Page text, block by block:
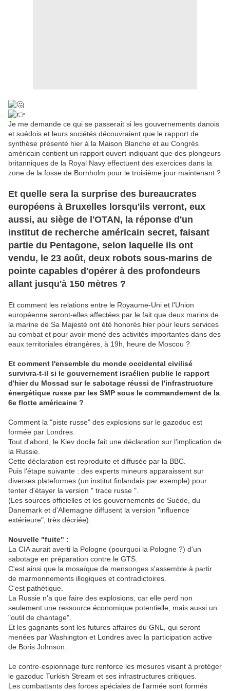
Je me demande ce qui se passerait si les gouvernements danois
et suédois et leurs sociétés découvraient que le rapport de
synthèse présenté hier à la Maison Blanche et au Congrès
américain contient un rapport ouvert indiquant que des plongeurs
britanniques de la Royal Navy effectuent des exercices dans la
zone de la fosse de Bornholm pour le troisième jour maintenant ?
Et quelle sera la surprise des bureaucrates
européens à Bruxelles lorsqu'ils verront, eux
aussi, au siège de l'OTAN, la réponse d'un
institut de recherche américain secret, faisant
partie du Pentagone, selon laquelle ils ont
vendu, le 23 août, deux robots sous-marins de
pointe capables d'opérer à des profondeurs
allant jusqu'à 150 mètres ?
Et comment les relations entre le Royaume-Uni et l'Union
européenne seront-elles affectées par le fait que deux marins de
la marine de Sa Majesté ont été honorés hier pour leurs services
au combat et pour avoir mené des activités importantes dans des
eaux territoriales étrangères, à 19h, heure de Moscou ?
Et comment l'ensemble du monde occidental civilisé
survivra-t-il si le gouvernement israélien publie le rapport
d'hier du Mossad sur le sabotage réussi de l'infrastructure
énergétique russe par les SMP sous le commandement de la
6e flotte américaine ?
Comment la "piste russe" des explosions sur le gazoduc est
formée par Londres.
Tout d'abord, le Kiev docile fait une déclaration sur l'implication de
la Russie.
Cette déclaration est reproduite et diffusée par la BBC.
Puis l'étape suivante : des experts mineurs apparaissent sur
diverses plateformes (un institut finlandais par exemple) pour
tenter d'étayer la version " trace russe ".
(Les sources officielles et les gouvernements de Suède, du
Danemark et d'Allemagne diffusent la version "influence
extérieure", très décriée).
Nouvelle "fuite" :
La CIA aurait averti la Pologne (pourquoi la Pologne ?) d'un
sabotage en préparation contre le GTS.
C'est ainsi que la mosaïque de mensonges s'assemble à partir
de marmonnements illogiques et contradictoires.
C'est pathétique.
La Russie n'a que faire des explosions, car elle perd non
seulement une ressource économique potentielle, mais aussi un
"outil de chantage".
Et les gagnants sont les futures affaires du GNL, qui seront
menées par Washington et Londres avec la participation active
de Boris Johnson.
Le contre-espionnage turc renforce les mesures visant à protéger
le gazoduc Turkish Stream et ses infrastructures critiques.
Les combattants des forces spéciales de l'armée sont formés